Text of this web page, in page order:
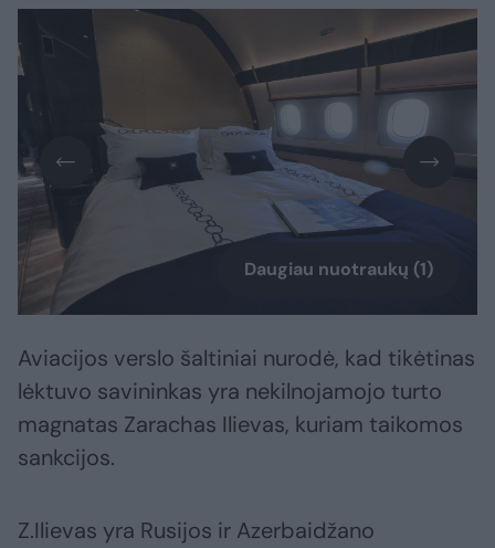
Daugiau nuotraukų (1)
Aviacijos verslo šaltiniai nurodė, kad tikėtinas
lėktuvo savininkas yra nekilnojamojo turto
magnatas Zarachas Ilievas, kuriam taikomos
sankcijos.
Z.Ilievas yra Rusijos ir Azerbaidžano